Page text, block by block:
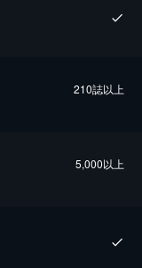
210誌以上
5,000以上